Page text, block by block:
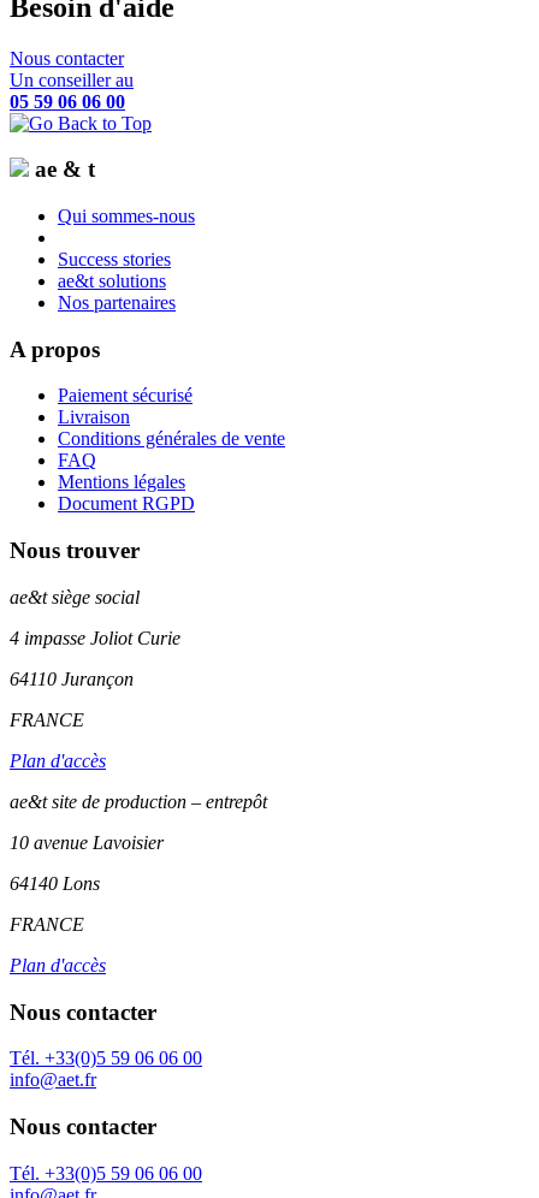
Besoin d'aide
Nous contacter
Un conseiller au
05 59 06 06 00
ae & t
Qui sommes-nous
Success stories
ae&t solutions
Nos partenaires
A propos
Paiement sécurisé
Livraison
Conditions générales de vente
FAQ
Mentions légales
Document RGPD
Nous trouver
ae&tsiège social
4 impasse Joliot Curie
64110 Jurançon
FRANCE
Plan d'accès
ae&t site de production – entrepôt
10 avenue Lavoisier
64140 Lons
FRANCE
Plan d'accès
Nous contacter
Tél. +33(0)5 59 06 06 00
info@aet.fr
Nous contacter
Tél. +33(0)5 59 06 06 00